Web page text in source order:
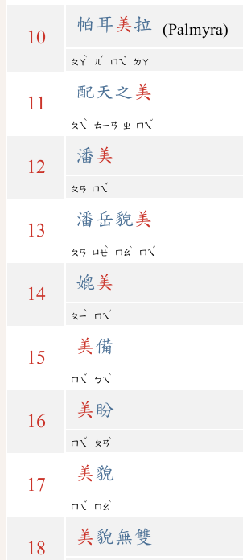
10
帕耳美拉 (Palmyra)
ㄆㄚ
ˋ
ㄦ
ˇ
ㄇㄟ
ˇ
ㄌㄚ
11
配天之美
ㄆㄟ
ˋ
ㄊㄧㄢ ㄓ ㄇㄟ
ˇ
12
潘 美
ㄆㄢ ㄇㄟ
ˇ
13
潘岳貌美
ㄆㄢ ㄩㄝ
ˋ
ㄇㄠ
ˋ
ㄇㄟ
ˇ
14
媲美
ㄆㄧ
ˋ
ㄇㄟ
ˇ
15
美備
ㄇㄟ
ˇ
ㄅㄟ
ˋ
16
美盼
ㄇㄟ
ˇ
ㄆㄢ
ˋ
17
美貌
ㄇㄟ
ˇ
ㄇㄠ
ˋ
18
美貌無雙